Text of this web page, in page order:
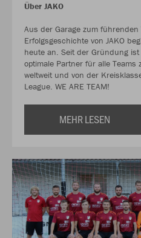
Über JAKO
Aus der Garage zum
Erfolgsgeschichte von JAKO
heute an. Seit der Gründung
optimale Partner für alle
weltweit und von der
League. WE ARE TEAM!
MEHR LESEN